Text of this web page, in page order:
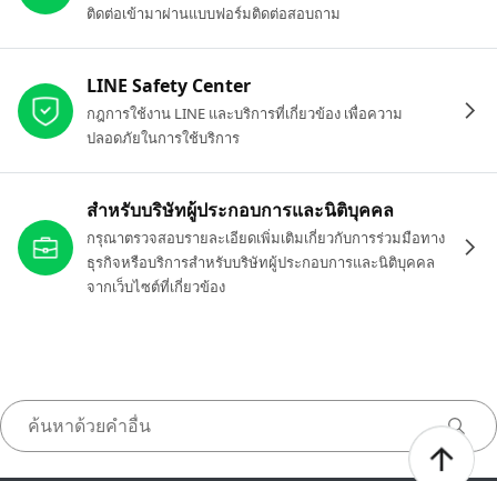
ติดต่อเข้ามาผ่านแบบฟอร์มติดต่อสอบถาม
LINE Safety Center
กฎการใช้งาน LINE และบริการที่เกี่ยวข้อง เพื่อความ
ปลอดภัยในการใช้บริการ
สำหรับบริษัทผู้ประกอบการและนิติบุคคล
กรุณาตรวจสอบรายละเอียดเพิ่มเติมเกี่ยวกับการร่วมมือทาง
ธุรกิจหรือบริการสำหรับบริษัทผู้ประกอบการและนิติบุคคล
จากเว็บไซต์ที่เกี่ยวข้อง